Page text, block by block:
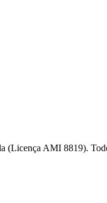
(Licença AMI 8819).